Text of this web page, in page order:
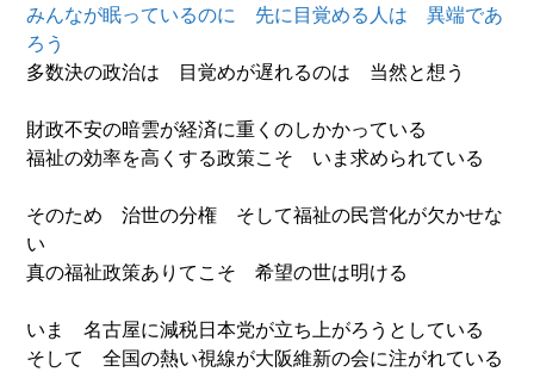
開
日:
みんなが眠っているのに 先に目覚める人は 異端であ
ろう
多数決の政治は 目覚めが遅れるのは 当然と想う
財政不安の暗雲が経済に重くのしかかっている
福祉の効率を高くする政策こそ いま求められている
そのため 治世の分権 そして福祉の民営化が欠かせな
い
真の福祉政策ありてこそ 希望の世は明ける
いま 名古屋に減税日本党が立ち上がろうとしている
そして 全国の熱い視線が大阪維新の会に注がれている